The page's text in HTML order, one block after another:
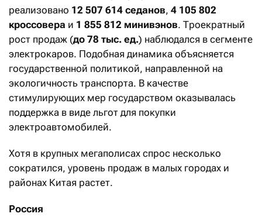
реализовано 12 507 614 седанов, 4 105 802
кроссовера и 1 855 812 минивэнов. Троекратный
рост продаж (до 78 тыс. ед.) наблюдался в сегменте
электрокаров. Подобная динамика объясняется
государственной политикой, направленной на
экологичность транспорта. В качестве
стимулирующих мер государством оказывалась
поддержка в виде льгот для покупки
электроавтомобилей.
Хотя в крупных мегаполисах спрос несколько
сократился, уровень продаж в малых городах и
районах Китая растет.
Россия